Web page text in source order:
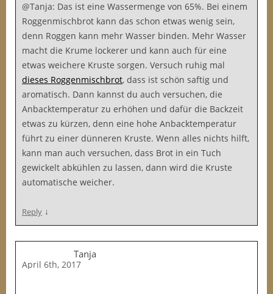
@Tanja: Das ist eine Wassermenge von 65%. Bei einem
Roggenmischbrot kann das schon etwas wenig sein,
denn Roggen kann mehr Wasser binden. Mehr Wasser
macht die Krume lockerer und kann auch für eine
etwas weichere Kruste sorgen. Versuch ruhig mal
dieses Roggenmischbrot, dass ist schön saftig und
aromatisch. Dann kannst du auch versuchen, die
Anbacktemperatur zu erhöhen und dafür die Backzeit
etwas zu kürzen, denn eine hohe Anbacktemperatur
führt zu einer dünneren Kruste. Wenn alles nichts hilft,
kann man auch versuchen, dass Brot in ein Tuch
gewickelt abkühlen zu lassen, dann wird die Kruste
automatische weicher.
Reply ↓
Tanja
April 6th, 2017